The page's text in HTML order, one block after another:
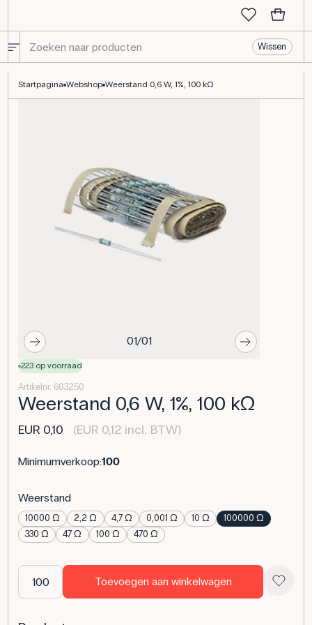
Wissen
Startpagina Webshop Weerstand 0,6 W, 1%, 100 kΩ
01/01
223 op voorraad
Artikelnr. 603250
Weerstand 0,6 W, 1%, 100 kΩ
EUR 0,10 (EUR 0,12 incl. BTW)
Minimumverkoop:100
Weerstand
10000 Ω 2,2 Ω 4,7 Ω 0,001 Ω 10 Ω
100000 Ω
330 Ω
47 Ω 100 Ω 470 Ω
Toevoegen aan winkelwagen